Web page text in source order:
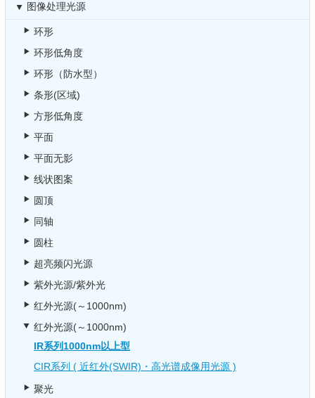
图像处理光源
环形
环形低角度
环形（防水型）
条形(区域)
方形低角度
平面
平面无影
线状图案
圆顶
同轴
圆柱
超亮频闪光源
紫外光源/紫外光
红外光源(～1000nm)
红外光源(～1000nm)
IR系列1000nm以上型
CIR系列 ( 近红外(SWIR)・高光谱成像用光源 )
聚光